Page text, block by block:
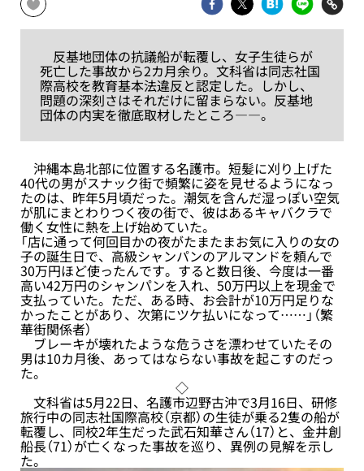
反基地団体の抗議船が転覆し、女子生徒らが
死亡した事故から2カ月余り。文科省は同志社国
際高校を教育基本法違反と認定した。しかし、
問題の深刻さはそれだけに留まらない。反基地
団体の内実を徹底取材したところ――。
沖縄本島北部に位置する名護市。短髪に刈り上げた
40代の男がスナック街で頻繁に姿を見せるようになっ
たのは、昨年5月頃だった。潮気を含んだ湿っぽい空気
が肌にまとわりつく夜の街で、彼はあるキャバクラで
働く女性に熱を上げ始めていた。
「店に通って何回目かの夜がたまたまお気に入りの女の
子の誕生日で、高級シャンパンのアルマンドを頼んで
30万円ほど使ったんです。すると数日後、今度は一番
高い42万円のシャンパンを入れ、50万円以上を現金で
支払っていた。ただ、ある時、お会計が10万円足りな
かったことがあり、次第にツケ払いになって……」（繁
華街関係者）
ブレーキが壊れたような危うさを漂わせていたその
男は10カ月後、あってはならない事故を起こすのだっ
た。
◇
文科省は5月22日、名護市辺野古沖で3月16日、研修
旅行中の同志社国際高校（京都）の生徒が乗る2隻の船が
転覆し、同校2年生だった武石知華さん（17）と、金井創
船長（71）が亡くなった事故を巡り、異例の見解を示し
た。